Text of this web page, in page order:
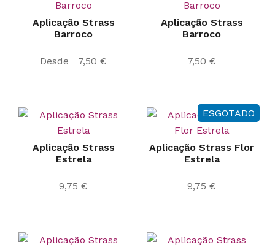
Aplicação Strass
Barroco
Desde 7,50 €
Aplicação Strass
Barroco
7,50 €
Aplicação Strass
Estrela
9,75 €
ESGOTADO
Aplicação Strass Flor
Estrela
9,75 €